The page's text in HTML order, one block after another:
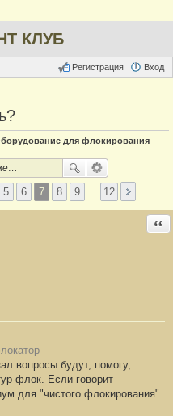
КЛУБ
Вход
Регистрация
для флокирования
5 6 7 8 9 12
вопросы будут, помогу,
флок. Если говорит
для "чистого флокирования".